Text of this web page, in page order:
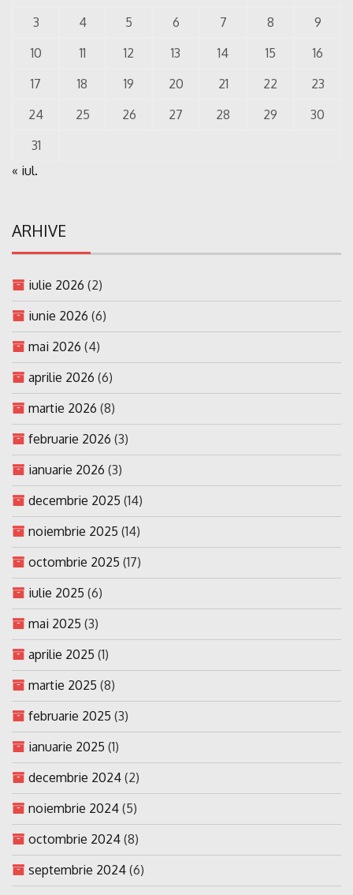
3
4 5 6 7 8
9
10
11 12 13 14 15
16
17
18 19 20 21 22
23
24
25 26 27 28 29
30
31
« iul.
ARHIVE
iulie 2026 (2)
iunie 2026 (6)
mai 2026 (4)
aprilie 2026 (6)
martie 2026 (8)
februarie 2026 (3)
ianuarie 2026 (3)
decembrie 2025 (14)
noiembrie 2025 (14)
octombrie 2025 (17)
iulie 2025 (6)
mai 2025 (3)
aprilie 2025 (1)
martie 2025 (8)
februarie 2025 (3)
ianuarie 2025 (1)
decembrie 2024 (2)
noiembrie 2024 (5)
octombrie 2024 (8)
septembrie 2024 (6)